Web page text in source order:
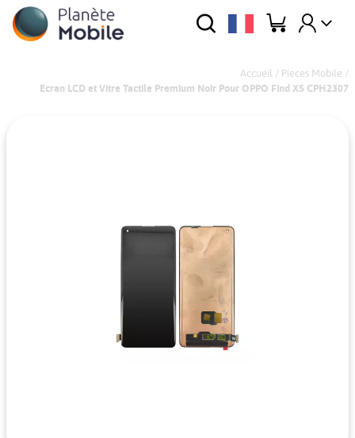
Accueil / Pieces Mobile /
Ecran LCD et Vitre Tactile Premium Noir Pour OPPO Find X5 CPH2307